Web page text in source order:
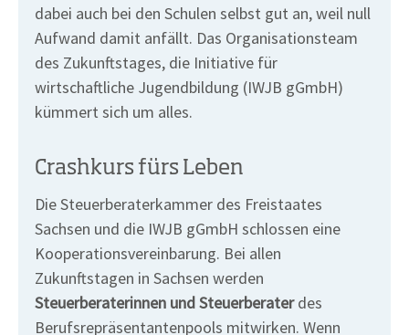
dabei auch bei den Schulen selbst gut an, weil null
Aufwand damit anfällt. Das Organisationsteam
des Zukunftstages, die Initiative für
wirtschaftliche Jugendbildung (IWJB gGmbH)
kümmert sich um alles.
Crashkurs fürs Leben
Die Steuerberaterkammer des Freistaates
Sachsen und die IWJB gGmbH schlossen eine
Kooperationsvereinbarung. Bei allen
Zukunftstagen in Sachsen werden
Steuerberaterinnen und Steuerberaterdes
Berufsrepräsentantenpools mitwirken. Wenn